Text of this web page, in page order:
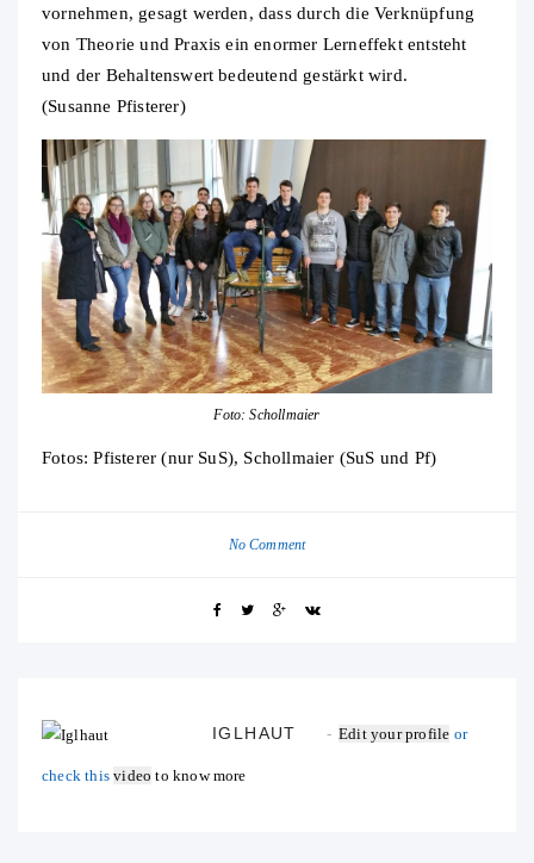
vornehmen, gesagt werden, dass durch die Verknüpfung
von Theorie und Praxis ein enormer Lerneffekt entsteht
und der Behaltenswert bedeutend gestärkt wird.
(Susanne Pfisterer)
Foto: Schollmaier
Fotos: Pfisterer (nur SuS), Schollmaier (SuS und Pf)
No Comment
IGLHAUT Edit your profile or
check thisvideo to know more